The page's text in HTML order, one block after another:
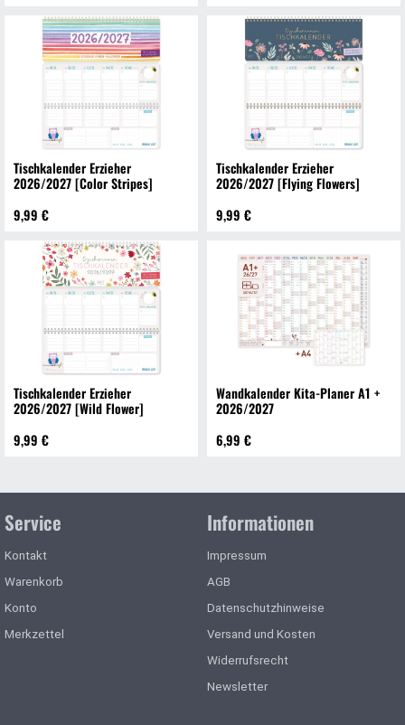
Tischkalender Erzieher
2026/2027 [Color Stripes]
9,99 €
Tischkalender Erzieher
2026/2027 [Flying Flowers]
9,99 €
Tischkalender Erzieher
2026/2027 [Wild Flower]
9,99 €
Wandkalender Kita-Planer A1 +
2026/2027
6,99 €
Service
Kontakt
Warenkorb
Konto
Merkzettel
Informationen
Impressum
AGB
Datenschutzhinweise
Versand und Kosten
Widerrufsrecht
Newsletter